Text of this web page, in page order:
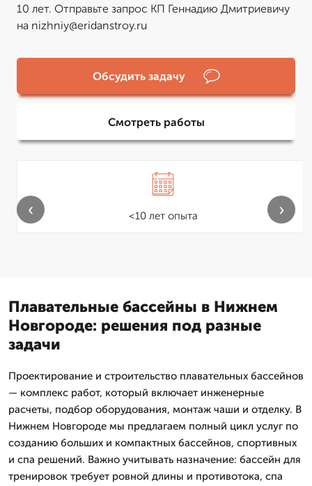
10 лет. Отправьте запрос КП Геннадию Дмитриевичу
на nizhniy@eridanstroy.ru
Обсудить задачу
Смотреть работы
<10 лет опыта
‹ ›
Плавательные бассейны в Нижнем
Новгороде: решения под разные
задачи
Проектирование и строительство плавательных бассейнов
— комплекс работ, который включает инженерные
расчеты, подбор оборудования, монтаж чаши и отделку. В
Нижнем Новгороде мы предлагаем полный цикл услуг по
созданию больших и компактных бассейнов, спортивных
и спа решений. Важно учитывать назначение: бассейн для
тренировок требует ровной длины и противотока, спа